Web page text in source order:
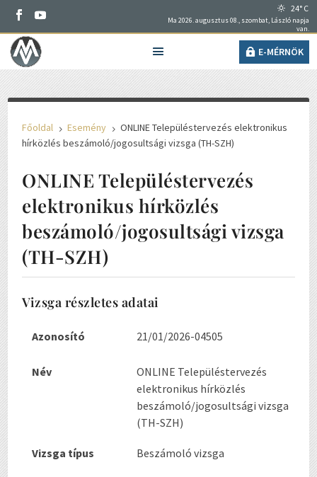
24° C
Ma 2026. augusztus 08., szombat, László napja
van.
E-MÉRNÖK
Főoldal 5 Esemény 5 ONLINE Településtervezés elektronikus
hírközlés beszámoló/jogosultsági vizsga (TH-SZH)
ONLINE Településtervezés
elektronikus hírközlés
beszámoló/jogosultsági vizsga
(TH-SZH)
Vizsga részletes adatai
Azonosító 21/01/2026-04505
Név
ONLINE Településtervezés
elektronikus hírközlés
beszámoló/jogosultsági vizsga
(TH-SZH)
Vizsga típus Beszámoló vizsga